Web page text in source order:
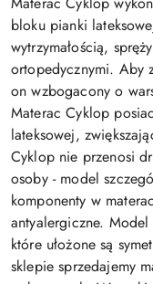
bloku pianki
wytrzymałością,
ortopedycznymi. Aby
on wzbogacony o
Materac Cyklop
lateksowej,
Cyklop nie przenosi
osoby - model
komponenty w
antyalergiczne.
które ułożone są
sklepie sprzedajemy